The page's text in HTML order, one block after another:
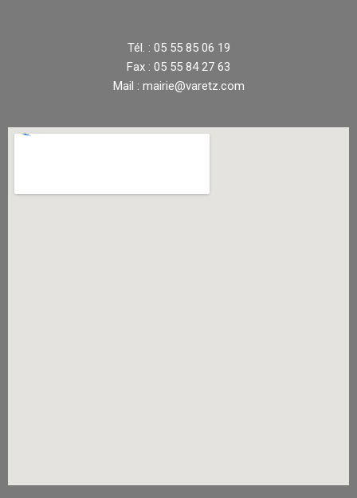
Tél. : 05 55 85 06 19
Fax : 05 55 84 27 63
Mail : mairie@varetz.com